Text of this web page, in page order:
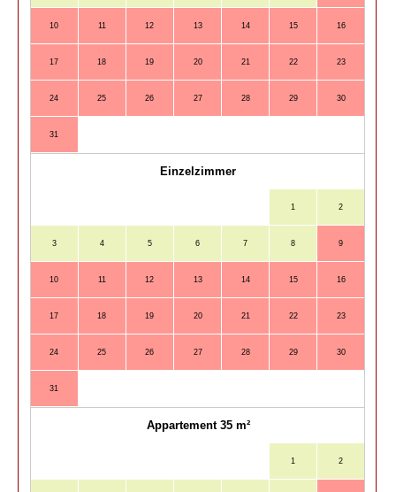
10 11 12 13 14 15 16
17 18 19 20 21 22 23
24 25 26 27 28 29 30
31
Einzelzimmer
1 2
3 4 5 6 7 8 9
10 11 12 13 14 15 16
17 18 19 20 21 22 23
24 25 26 27 28 29 30
31
Appartement 35 m²
1 2